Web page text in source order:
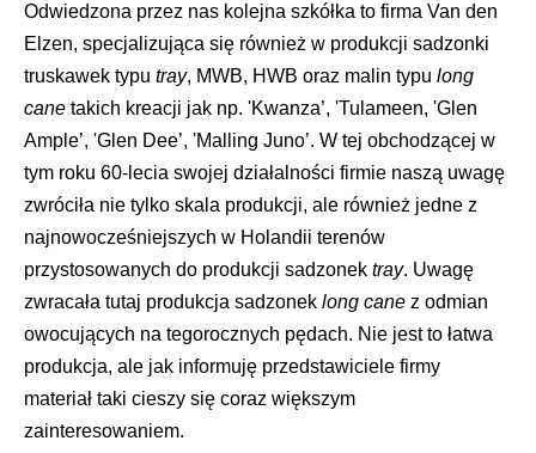
Odwiedzona przez nas kolejna szkółka to firma Van den
Elzen, specjalizująca się również w produkcji sadzonki
truskawek typu tray, MWB, HWB oraz malin typu long
cane takich kreacji jak np. 'Kwanza’, 'Tulameen, 'Glen
Ample’, 'Glen Dee’, 'Malling Juno’. W tej obchodzącej w
tym roku 60-lecia swojej działalności firmie naszą uwagę
zwróciła nie tylko skala produkcji, ale również jedne z
najnowocześniejszych w Holandii terenów
przystosowanych do produkcji sadzonek tray. Uwagę
zwracała tutaj produkcja sadzonek long cane z odmian
owocujących na tegorocznych pędach. Nie jest to łatwa
produkcja, ale jak informuję przedstawiciele firmy
materiał taki cieszy się coraz większym
zainteresowaniem.